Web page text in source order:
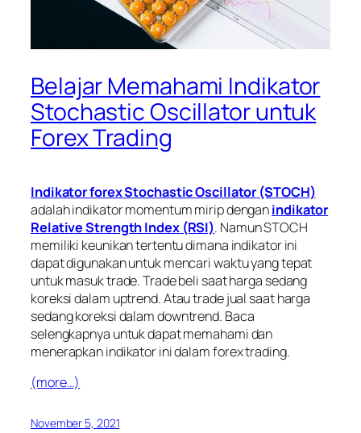
Belajar Memahami Indikator
Stochastic Oscillator untuk
Forex Trading
Indikator forex Stochastic Oscillator (STOCH)
adalah indikator momentum mirip denganindikator
Relative Strength Index(RSI). Namun STOCH
memiliki keunikan tertentu dimana indikator ini
dapat digunakan untuk mencari waktu yang tepat
untuk masuk trade. Trade beli saat harga sedang
koreksi dalam uptrend. Atau trade jual saat harga
sedang koreksi dalamdowntrend. Baca
selengkapnya untuk dapat memahami dan
menerapkan indikator ini dalamforex trading.
(more…)
November 5, 2021